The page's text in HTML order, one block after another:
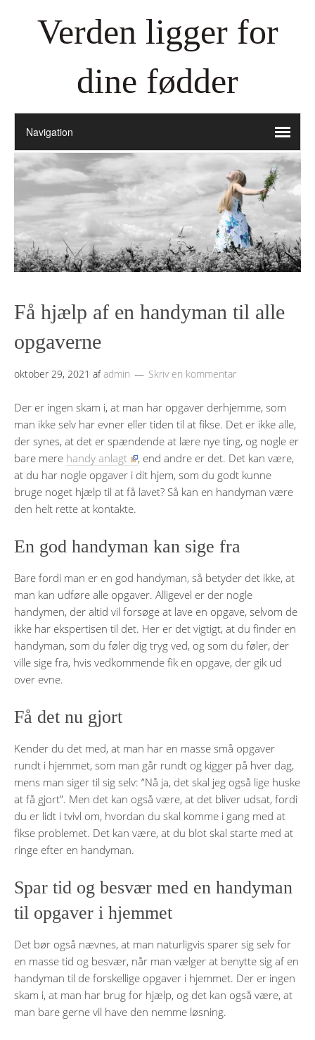
Verden ligger for
dine fødder
Få hjælp af en handyman til alle
opgaverne
oktober 29, 2021 afadmin Skriv en kommentar
Der er ingen skam i, at man har opgaver derhjemme, som
man ikke selv har evner eller tiden til at fikse. Det er ikke alle,
der synes, at det er spændende at lære nye ting, og nogle er
bare mere handy anlagt
, end andre er det. Det kan være,
at du har nogle opgaver i dit hjem, som du godt kunne
bruge noget hjælp til at få lavet? Så kan en handyman være
den helt rette at kontakte.
En god handyman kan sige fra
Bare fordi man er en god handyman, så betyder det ikke, at
man kan udføre alle opgaver. Alligevel er der nogle
handymen, der altid vil forsøge at lave en opgave, selvom de
ikke har ekspertisen til det. Her er det vigtigt, at du finder en
handyman, som du føler dig tryg ved, og som du føler, der
ville sige fra, hvis vedkommende fik en opgave, der gik ud
over evne.
Få det nu gjort
Kender du det med, at man har en masse små opgaver
rundt i hjemmet, som man går rundt og kigger på hver dag,
mens man siger til sig selv: ”Nå ja, det skal jeg også lige huske
at få gjort”. Men det kan også være, at det bliver udsat, fordi
du er lidt i tvivl om, hvordan du skal komme i gang med at
fikse problemet. Det kan være, at du blot skal starte med at
ringe efter en handyman.
Spar tid og besvær med en handyman
til opgaver i hjemmet
Det bør også nævnes, at man naturligvis sparer sig selv for
en masse tid og besvær, når man vælger at benytte sig af en
handyman til de forskellige opgaver i hjemmet. Der er ingen
skam i, at man har brug for hjælp, og det kan også være, at
man bare gerne vil have den nemme løsning.